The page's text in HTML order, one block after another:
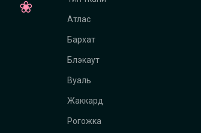
Атлас
Бархат
Блэкаут
Вуаль
Жаккард
Рогожка